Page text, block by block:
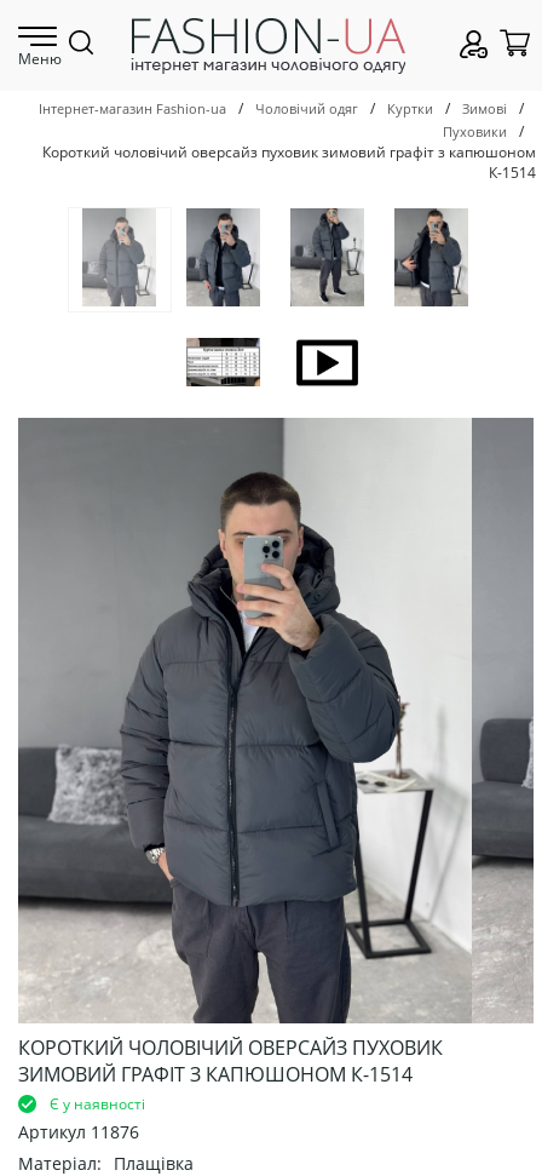
Меню
Інтернет-магазин Fashion-ua / Чоловічий одяг / Куртки / Зимові /
Пуховики
/
Короткий чоловічий оверсайз пуховик зимовий графіт з капюшоном
К-1514
КОРОТКИЙ ЧОЛОВІЧИЙ ОВЕРСАЙЗ ПУХОВИК
ЗИМОВИЙ ГРАФІТ З КАПЮШОНОМ К-1514
Є у наявності
Артикул 11876
Матеріал:
Плащівка